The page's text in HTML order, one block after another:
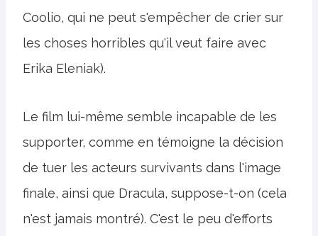
Coolio, qui ne peut s'empêcher de crier sur
les choses horribles qu'il veut faire avec
Erika Eleniak).
Le film lui-même semble incapable de les
supporter, comme en témoigne la décision
de tuer les acteurs survivants dans l'image
finale, ainsi que Dracula, suppose-t-on (cela
n'est jamais montré). C'est le peu d'efforts